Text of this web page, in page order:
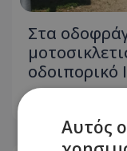
Στα
Αυτός